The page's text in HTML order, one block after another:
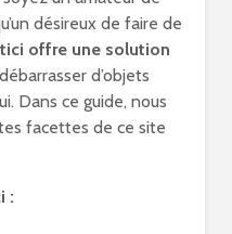
désireux de faire de
offre une solution
d’objets
Dans ce guide, nous
facettes de ce site
: